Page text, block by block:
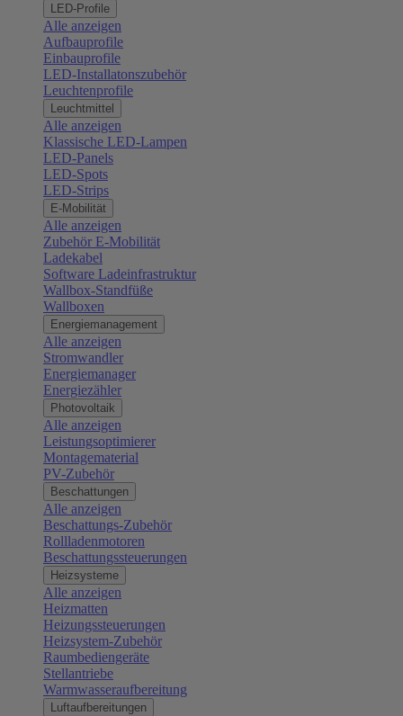
LED-Profile
Alle anzeigen
Aufbauprofile
Einbauprofile
LED-Installatonszubehör
Leuchtenprofile
Leuchtmittel
Alle anzeigen
Klassische LED-Lampen
LED-Panels
LED-Spots
LED-Strips
E-Mobilität
Alle anzeigen
Zubehör E-Mobilität
Ladekabel
Software Ladeinfrastruktur
Wallbox-Standfüße
Wallboxen
Energiemanagement
Alle anzeigen
Stromwandler
Energiemanager
Energiezähler
Photovoltaik
Alle anzeigen
Leistungsoptimierer
Montagematerial
PV-Zubehör
Beschattungen
Alle anzeigen
Beschattungs-Zubehör
Rollladenmotoren
Beschattungssteuerungen
Heizsysteme
Alle anzeigen
Heizmatten
Heizungssteuerungen
Heizsystem-Zubehör
Raumbediengeräte
Stellantriebe
Warmwasseraufbereitung
Luftaufbereitungen